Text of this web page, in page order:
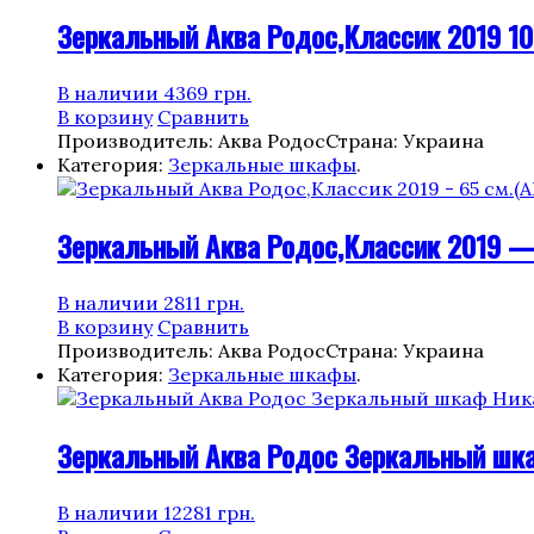
Зеркальный Аква Родос,Классик 2019
В наличии 4369 грн.
В корзину Сравнить
Производитель: Аква РодосСтрана: Украина
Категория: Зеркальные шкафы.
Зеркальный Аква Родос,Классик 2019
В наличии 2811 грн.
В корзину Сравнить
Производитель: Аква РодосСтрана: Украина
Категория: Зеркальные шкафы.
Зеркальный Аква Родос Зеркальный
В наличии 12281 грн.